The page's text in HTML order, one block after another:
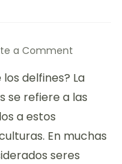
a Comment
y
Cultura
Delfines:
delfines? La
se refiere a las
a estos
En muchas
seres